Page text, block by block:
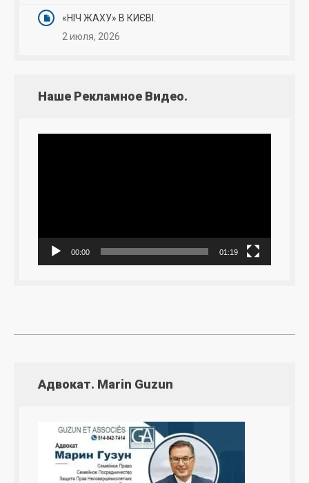
«НІЧ ЖАХУ» В КИЄВІ.
2 июля, 2026
Наше Рекламное Видео.
00:00 01:19
Адвокат. Marin Guzun